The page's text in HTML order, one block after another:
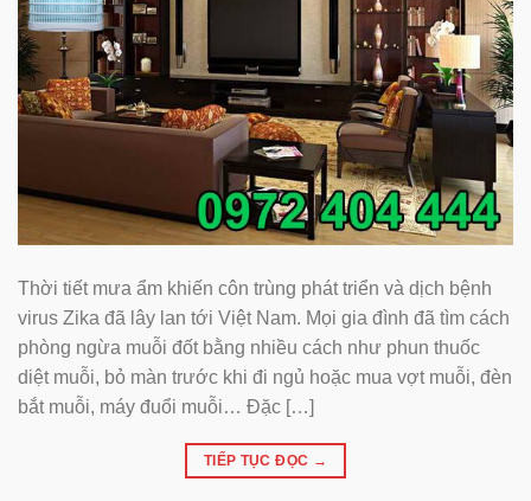
Thời tiết mưa ẩm khiến côn trùng phát triển và dịch bệnh
virus Zika đã lây lan tới Việt Nam. Mọi gia đình đã tìm cách
phòng ngừa muỗi đốt bằng nhiều cách như phun thuốc
diệt muỗi, bỏ màn trước khi đi ngủ hoặc mua vợt muỗi, đèn
bắt muỗi, máy đuổi muỗi… Đặc […]
TIẾP TỤC ĐỌC →